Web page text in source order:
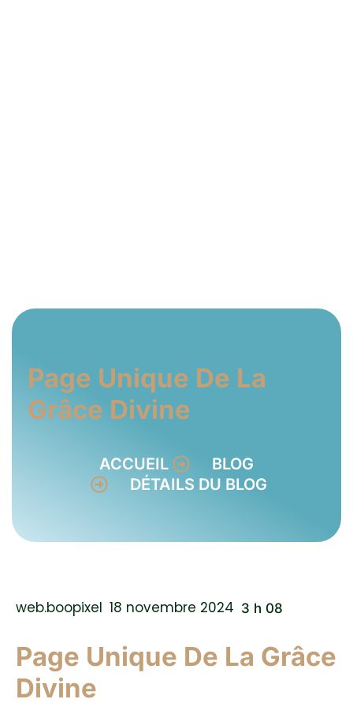
Page Unique De La
Grâce Divine
ACCUEIL
BLOG
DÉTAILS DU BLOG
web.boopixel 18 novembre 2024 3 h 08
Page Unique De La Grâce
Divine